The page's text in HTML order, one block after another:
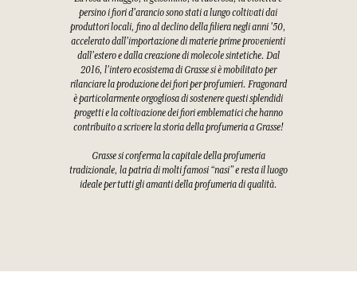
persino i fiori d'arancio sono stati a lungo coltivati dai
produttori locali, fino al declino della filiera negli anni '50,
accelerato dall'importazione di materie prime provenienti
dall'estero e dalla creazione di molecole sintetiche. Dal
2016, l'intero ecosistema di Grasse si è mobilitato per
rilanciare la produzione dei fiori per profumieri. Fragonard
è particolarmente orgogliosa di sostenere questi splendidi
progetti e la coltivazione dei fiori emblematici che hanno
contribuito a scrivere la storia della profumeria a Grasse!
Grasse si conferma la capitale della profumeria
tradizionale, la patria di molti famosi “nasi” e resta il luogo
ideale per tutti gli amanti della profumeria di qualità.